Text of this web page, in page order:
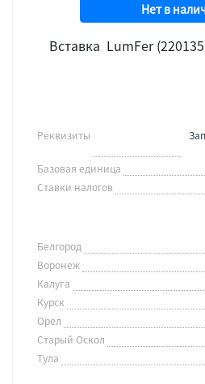
Нет в
Вставка LumFer
Реквизиты
Базовая единица
Ставки налогов
Белгород
Воронеж
Калуга
Курск
Орел
Старый Оскол
Тула